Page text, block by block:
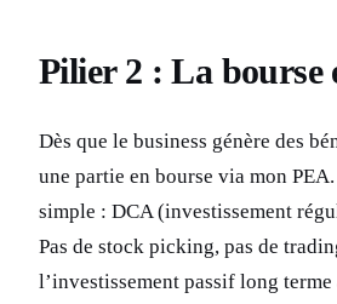
Pilier 2 : La bourse
Dès que le business génère des
une partie en bourse via mon
simple : DCA (investissement
Pas de stock picking, pas de
l’investissement passif long